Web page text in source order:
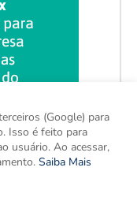
(Google) para
Isso é feito para
usuário. Ao acessar,
Saiba Mais